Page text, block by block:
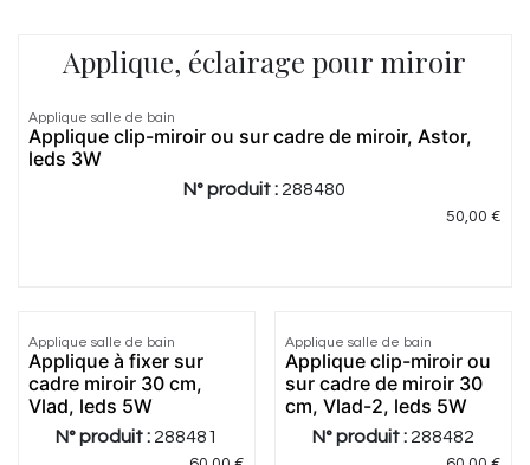
Applique, éclairage pour miroir
| 1
Applique salle de bain
Applique clip-miroir ou sur cadre de miroir, Astor,
leds 3W
N° produit : 288480
50,00 €
Applique salle de bain
Applique à fixer sur
cadre miroir 30 cm,
Vlad, leds 5W
N° produit : 288481
Applique salle de bain
Applique clip-miroir ou
sur cadre de miroir 30
cm, Vlad-2, leds 5W
N° produit : 288482